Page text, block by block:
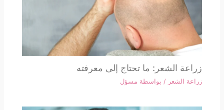
زراعة الشعر: ما تحتاج إلى معرفته
زراعة الشعر / بواسطة مسؤل